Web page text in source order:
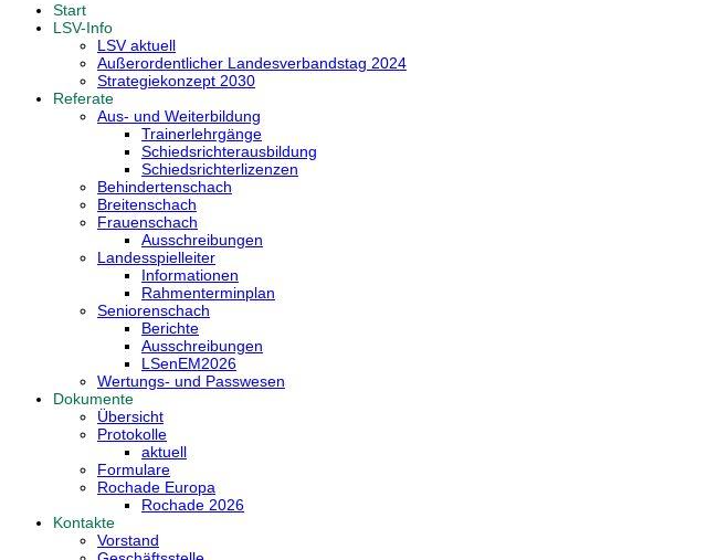
Start
LSV-Info
LSV aktuell
Außerordentlicher Landesverbandstag 2024
Strategiekonzept 2030
Referate
Aus- und Weiterbildung
Trainerlehrgänge
Schiedsrichterausbildung
Schiedsrichterlizenzen
Behindertenschach
Breitenschach
Frauenschach
Ausschreibungen
Landesspielleiter
Informationen
Rahmenterminplan
Seniorenschach
Berichte
Ausschreibungen
LSenEM2026
Wertungs- und Passwesen
Dokumente
Übersicht
Protokolle
aktuell
Formulare
Rochade Europa
Rochade 2026
Kontakte
Vorstand